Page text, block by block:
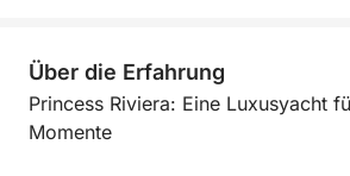
Über die Erfahrung
Princess Riviera: Eine Luxusyacht
Momente